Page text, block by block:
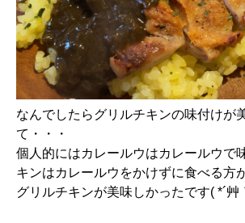
なんでしたらグリルチキンの味付けが
て・・・
個人的にはカレールウはカレールウで
キンはカレールウをかけずに食べる方
グリルチキンが美味しかったです( *´艸